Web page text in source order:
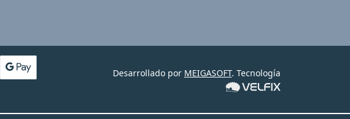
Desarrollado por MEIGASOFT. Tecnología